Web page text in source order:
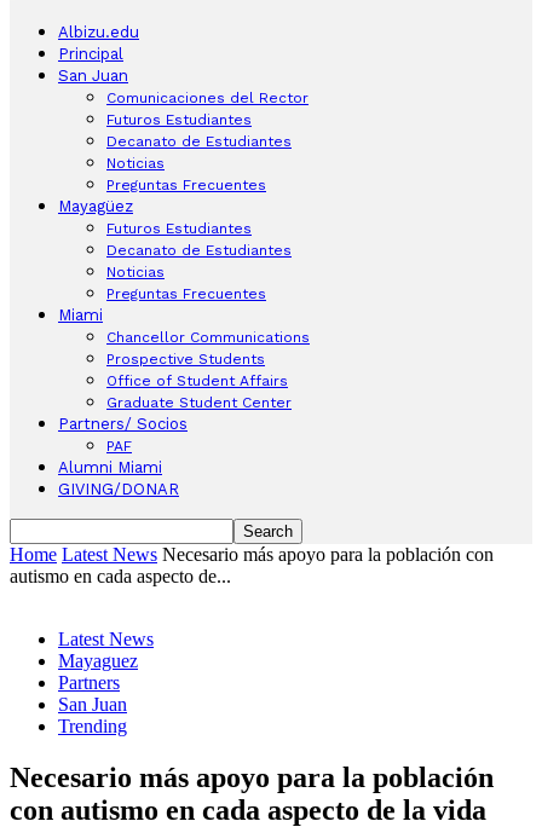
Albizu.edu
Principal
San Juan
Comunicaciones del Rector
Futuros Estudiantes
Decanato de Estudiantes
Noticias
Preguntas Frecuentes
Mayagüez
Futuros Estudiantes
Decanato de Estudiantes
Noticias
Preguntas Frecuentes
Miami
Chancellor Communications
Prospective Students
Office of Student Affairs
Graduate Student Center
Partners/ Socios
PAF
Alumni Miami
GIVING/DONAR
Home Latest News Necesario más apoyo para la población con
autismo en cada aspecto de...
Latest News
Mayaguez
Partners
San Juan
Trending
Necesario más apoyo para la población
con autismo en cada aspecto de la vida